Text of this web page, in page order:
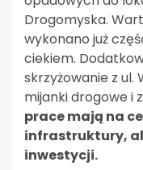
Drogomyska.
wykonano już
ciekiem.
skrzyżowanie z
mijanki drogowe i
prace mają na
infrastruktury,
inwestycji.